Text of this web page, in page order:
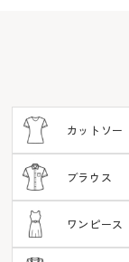
カットソー
ブラウス
ワンピース